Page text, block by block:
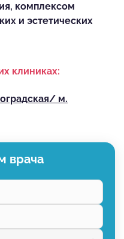
комплексом
и эстетических
клиниках:
м.
врача